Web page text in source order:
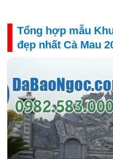
Tổng hợp mẫu
đẹp nhất Cà Mau